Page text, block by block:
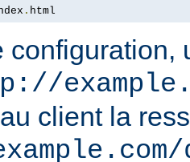
. html
configuration,
client la